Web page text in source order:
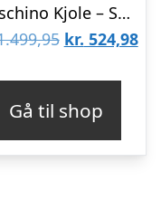
Moschino Kjole – Sort m. Print
Den
var:
kr. 1.499,95.
kr. 524,98
kr.
Gå til shop